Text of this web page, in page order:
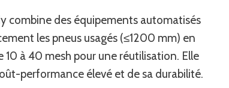
combine des équipements automatisés
les pneus usagés (≤1200 mm) en
à 40 mesh pour une réutilisation. Elle
performance élevé et de sa durabilité.